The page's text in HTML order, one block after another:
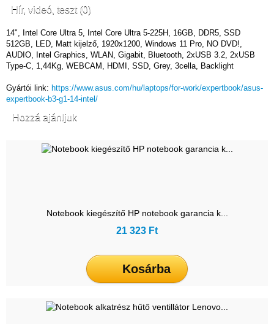
Hír, videó, teszt (0)
14", Intel Core Ultra 5, Intel Core Ultra 5-225H, 16GB, DDR5, SSD
512GB, LED, Matt kijelző, 1920x1200, Windows 11 Pro, NO DVD!,
AUDIO, Intel Graphics, WLAN, Gigabit, Bluetooth, 2xUSB 3.2, 2xUSB
Type-C, 1,44Kg, WEBCAM, HDMI, SSD, Grey, 3cella, Backlight
Gyártói link: https://www.asus.com/hu/laptops/for-work/expertbook/asus-
expertbook-b3-g1-14-intel/
Hozzá ajánljuk
Notebook kiegészítő HP notebook garancia k...
21 323 Ft
Kosárba